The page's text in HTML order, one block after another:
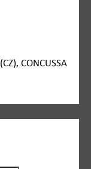
CONCUSSA